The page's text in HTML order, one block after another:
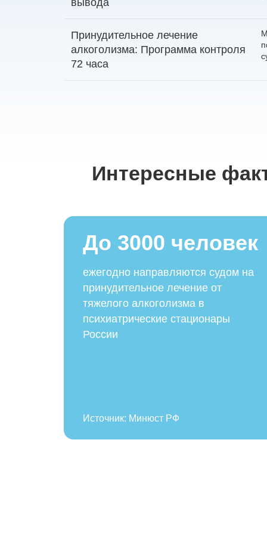
вывода
Принудительное лечение
алкоголизма: Программа контроля
72 часа
Интересные
До 3000 человек
ежегодно направляются судом на
принудительное лечение от
тяжелого алкоголизма в
психиатрические стационары
России
Источник: Минюст РФ